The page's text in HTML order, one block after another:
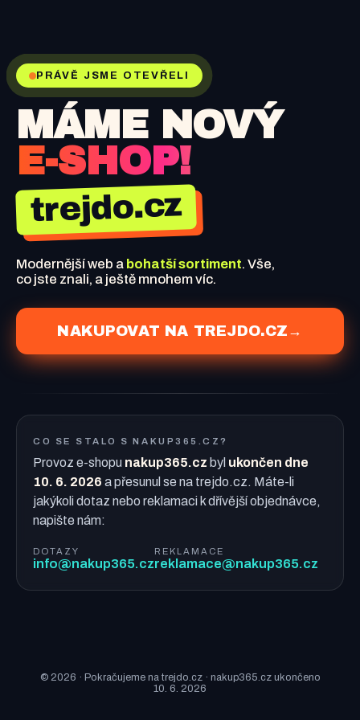
PRÁVĚ JSME OTEVŘELI
MÁME NOVÝ
E-SHOP!
trejdo.cz
Modernější web a bohatší sortiment. Vše,
co jste znali, a ještě mnohem víc.
NAKUPOVAT NA TREJDO.CZ →
CO SE STALO S NAKUP365.CZ?
Provoz e-shopu nakup365.cz byl ukončen dne
10. 6. 2026 a přesunul se na trejdo.cz. Máte-li
jakýkoli dotaz nebo reklamaci k dřívější objednávce,
napište nám:
DOTAZY
info@nakup365.cz
REKLAMACE
reklamace@nakup365.cz
© 2026 · Pokračujeme na trejdo.cz · nakup365.cz ukončeno
10. 6. 2026